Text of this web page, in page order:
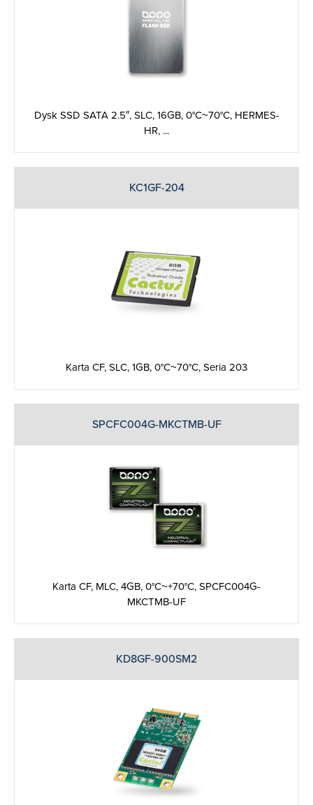
Dysk SSD SATA 2.5″, SLC, 16GB, 0°C~70°C, HERMES-
HR, ...
KC1GF-204
Karta CF, SLC, 1GB, 0°C~70°C, Seria 203
SPCFC004G-MKCTMB-UF
Karta CF, MLC, 4GB, 0°C~+70°C, SPCFC004G-
MKCTMB-UF
KD8GF-900SM2